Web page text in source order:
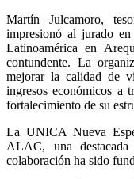
Martín Julcamoro,
impresionó al jurado
Latinoamérica en
contundente. La
mejorar la calidad de
ingresos económicos a
fortalecimiento de su
La UNICA Nueva
ALAC, una
colaboración ha sido